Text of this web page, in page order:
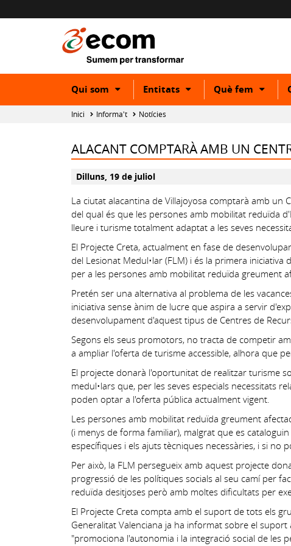
Qui som
Show
hide
Entitats
ShowQuè fem
Show
Inici Informa't Notícies
ALACANT COMPTARÀ AMB UN
Dilluns, 19 de juliol
La ciutat alacantina de Villajoyosa comptarà amb un
del qual és que les persones amb mobilitat reduïda
lleure i turisme totalment adaptat a les seves
El Projecte Creta, actualment en fase de
del Lesionat Medul•lar (FLM) i és la primera iniciativa
per a les persones amb mobilitat reduïda greument
Pretén ser una alternativa al problema de les
iniciativa sense ànim de lucre que aspira a servir
desenvolupament d'aquest tipus de Centres de
Segons els seus promotors, no tracta de competir
a ampliar l'oferta de turisme accessible, alhora que
El projecte donarà l'oportunitat de realitzar turisme
medul•lars que, per les seves especials necessitats
poden optar a l'oferta pública actualment vigent.
Les persones amb mobilitat reduïda greument
(i menys de forma familiar), malgrat que es
específiques i els ajuts tècniques necessàries, i si no
Per això, la FLM persegueix amb aquest projecte
progressió de les polítiques socials al seu camí per
reduïda desitjoses però amb moltes dificultats per
El Projecte Creta compta amb el suport de tots els
Generalitat Valenciana ja ha informat sobre el
"promociona l'autonomia i la integració social de les